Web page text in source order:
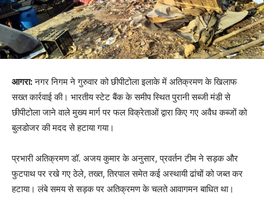
आगरा:नगर निगम ने गुरुवार को छीपीटोला इलाके में अतिक्रमण के खिलाफ
सख्त कार्रवाई की। भारतीय स्टेट बैंक के समीप स्थित पुरानी सब्जी मंडी से
छीपीटोला जाने वाले मुख्य मार्ग पर फल विक्रेताओं द्वारा किए गए अवैध कब्जों को
बुलडोजर की मदद से हटाया गया।
प्रभारी अतिक्रमण डॉ. अजय कुमार के अनुसार, प्रवर्तन टीम ने सड़क और
फुटपाथ पर रखे गए ठेले, तख्त, तिरपाल समेत कई अस्थायी ढांचों को जब्त कर
हटाया। लंबे समय से सड़क पर अतिक्रमण के चलते आवागमन बाधित था।